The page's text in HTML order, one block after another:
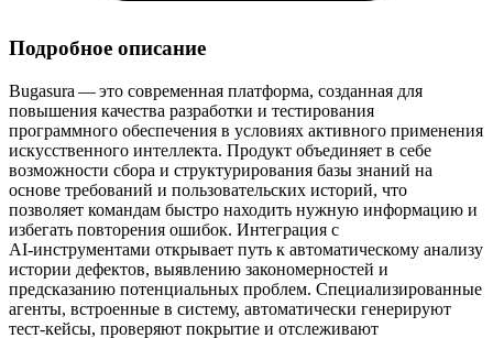
Подробное описание
Bugasura — это современная платформа, созданная для
повышения качества разработки и тестирования
программного обеспечения в условиях активного применения
искусственного интеллекта. Продукт объединяет в себе
возможности сбора и структурирования базы знаний на
основе требований и пользовательских историй, что
позволяет командам быстро находить нужную информацию и
избегать повторения ошибок. Интеграция с
AI‑инструментами открывает путь к автоматическому анализу
истории дефектов, выявлению закономерностей и
предсказанию потенциальных проблем. Специализированные
агенты, встроенные в систему, автоматически генерируют
тест‑кейсы, проверяют покрытие и отслеживают